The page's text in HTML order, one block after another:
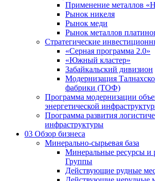
Применение металлов
Рынок никеля
Рынок меди
Рынок металлов
Стратегические
«Серная программа 2.0»
«Южный кластер»
Забайкальский дивизион
Модернизация
фабрики (ТОФ)
Программа модернизации
энергетической
Программа развития
инфраструктуры
03 Обзор бизнеса
Минерально-сырьевая база
Минеральные ресурсы и
Группы
Действующие рудные